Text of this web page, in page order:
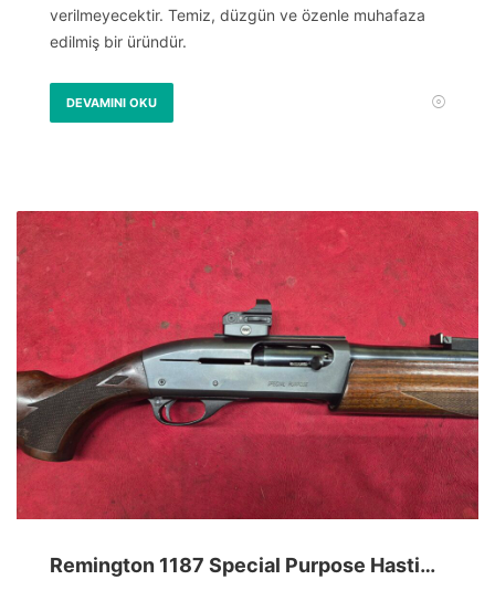
verilmeyecektir. Temiz, düzgün ve özenle muhafaza
edilmiş bir üründür.
DEVAMINI OKU
Remington 1187 Special Purpose Hastings Paradox Namlu